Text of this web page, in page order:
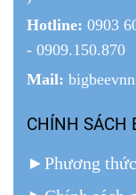
Hotline: 0903
- 0909.150.870
Mail:
CHÍNH SÁCH
►Phương